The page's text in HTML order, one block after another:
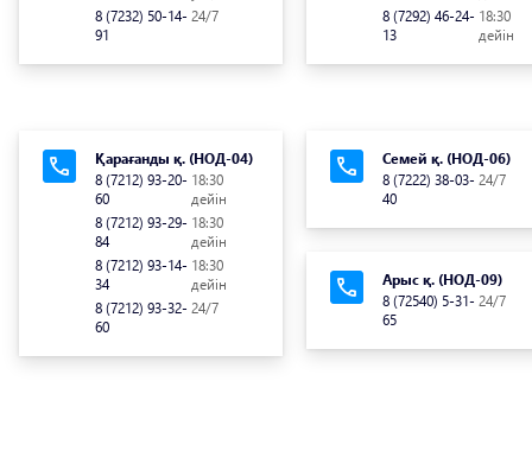
8 (7232) 50-14-
91
24/7
8 (7292) 46-24-
13
18:30
дейін
Қарағанды қ. (НОД-04)
8 (7212) 93-20-
60
18:30
дейін
8 (7212) 93-29-
84
18:30
дейін
8 (7212) 93-14-
34
18:30
дейін
8 (7212) 93-32-
60
24/7
Семей қ. (НОД-06)
8 (7222) 38-03-
40
24/7
Арыс қ. (НОД-09)
8 (72540) 5-31-
65
24/7